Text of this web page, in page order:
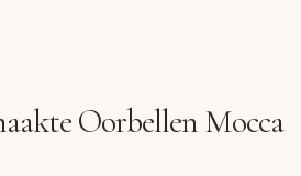
Oorbellen Mocca